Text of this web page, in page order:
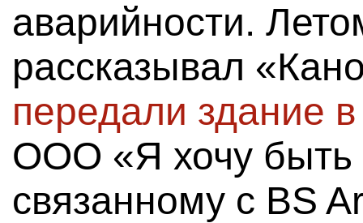
аварийности.
рассказывал
передали здание
ООО «Я хочу быть
связанному с BS